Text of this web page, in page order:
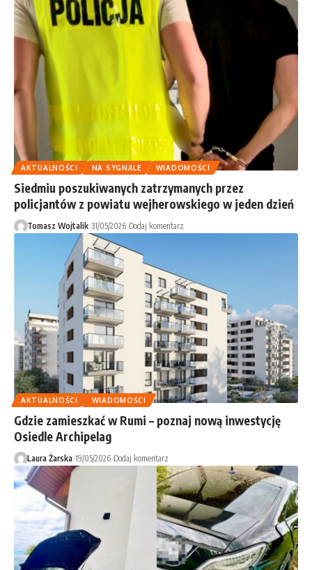
AKTUALNOŚCI NA SYGNALE WIADOMOŚCI
Siedmiu poszukiwanych zatrzymanych przez
policjantów z powiatu wejherowskiego w jeden dzień
Tomasz Wojtalik 31/05/2026 Dodaj komentarz
AKTUALNOŚCI WIADOMOŚCI
Gdzie zamieszkać w Rumi – poznaj nową inwestycję
Osiedle Archipelag
Laura Żarska 19/05/2026 Dodaj komentarz